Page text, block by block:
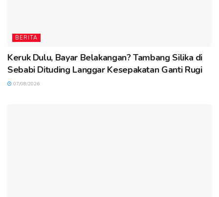
BERITA
Keruk Dulu, Bayar Belakangan? Tambang Silika di
Sebabi Dituding Langgar Kesepakatan Ganti Rugi
07/08/2026